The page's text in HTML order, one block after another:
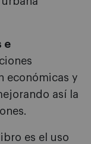
e
económicas y
así la
es el uso